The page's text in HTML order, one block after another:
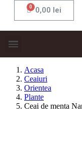
0,00 lei
Acasa
Ceaiuri
Orientea
Plante
Ceai de menta